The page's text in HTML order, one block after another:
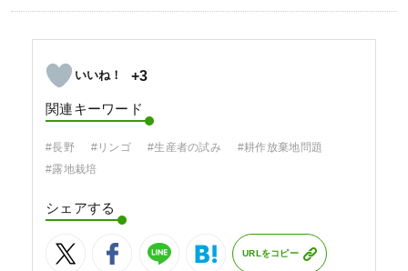
+3
関連キーワード
#長野 #リンゴ #生産者の試み
#耕作放棄地問題
#露地栽培
シェアする
URLをコピー